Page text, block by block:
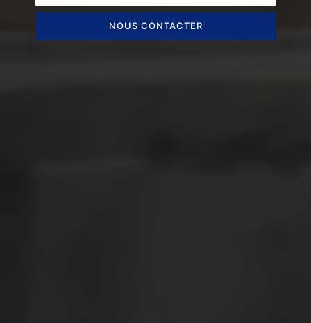
NOUS CONTACTER